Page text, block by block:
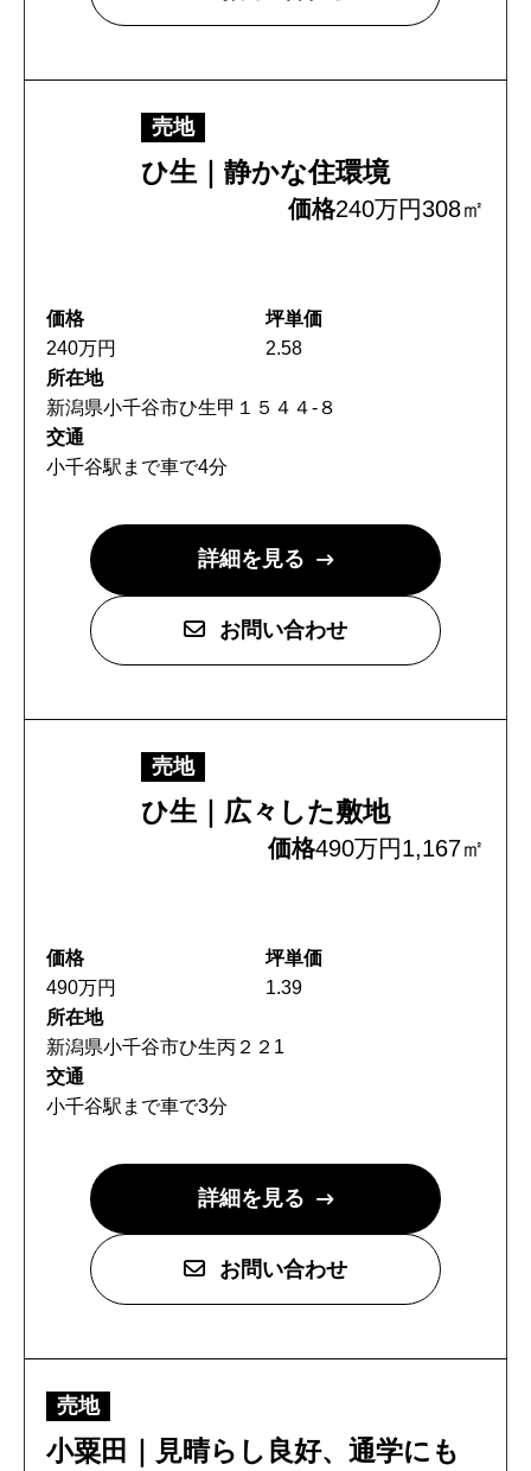
トップページ
建設
住宅
注文住宅
リフォーム
売地
ひ生｜静かな住環境
価格240万円308㎡
価格
240万円
坪単価
2.58
所在地
新潟県小千谷市ひ生甲１５４４-８
交通
小千谷駅まで車で4分
詳細を見る
お問い合わせ
売地
ひ生｜広々した敷地
価格490万円1,167㎡
価格
490万円
坪単価
1.39
所在地
新潟県小千谷市ひ生丙２２1
交通
小千谷駅まで車で3分
詳細を見る
お問い合わせ
売地
小粟田｜見晴らし良好、通学にも